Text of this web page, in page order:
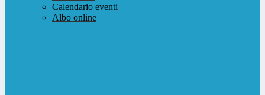
Calendario eventi
Albo online